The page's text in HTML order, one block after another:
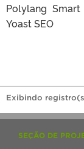
Polylang
Yoast SEO
Exibindo
SEÇÃO DE